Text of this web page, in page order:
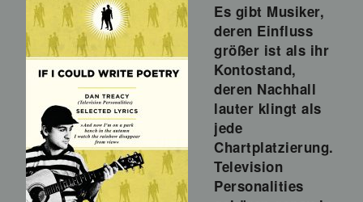
Es gibt Musiker,
deren Einfluss
größer ist als ihr
Kontostand,
deren Nachhall
lauter klingt als
jede
Chartplatzierung.
Television
Personalities